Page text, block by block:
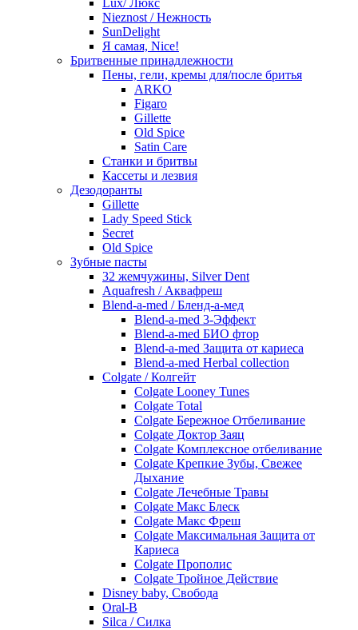
Lux/ Люкс
Nieznost / Нежность
SunDelight
Я самая, Nice!
Бритвенные принадлежности
Пены, гели, кремы для/после бритья
ARKO
Figaro
Gillette
Old Spice
Satin Care
Станки и бритвы
Кассеты и лезвия
Дезодоранты
Gillette
Lady Speed Stick
Secret
Old Spice
Зубные пасты
32 жемчужины, Silver Dent
Aquafresh / Аквафреш
Blend-a-med / Бленд-а-мед
Blend-a-med 3-Эффект
Blend-a-med БИО фтор
Blend-a-med Защита от кариеса
Blend-a-med Herbal collection
Colgate / Колгейт
Colgate Looney Tunes
Colgate Total
Colgate Бережное Отбеливание
Colgate Доктор Заяц
Colgate Комплексное отбеливание
Colgate Крепкие Зубы, Свежее
Дыхание
Colgate Лечебные Травы
Colgate Макс Блеск
Colgate Макс Фреш
Colgate Максимальная Защита от
Кариеса
Colgate Прополис
Colgate Тройное Действие
Disney baby, Свобода
Oral-B
Silca / Силка